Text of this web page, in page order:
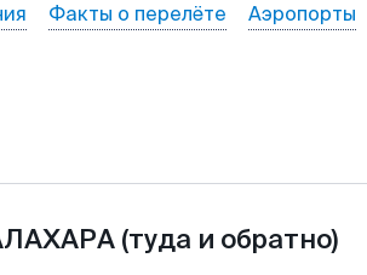
Факты о перелёте Аэропорты
(туда и обратно)